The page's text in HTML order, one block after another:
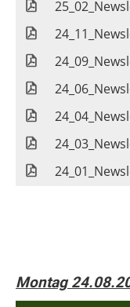
Montag